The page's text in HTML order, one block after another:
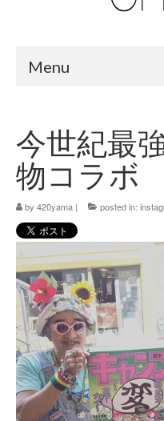
Menu
420 shibuya_info
420 shibuya_access
420 shibuya_shop
About:FOUR
YouTube:420shibuya
420 Blog Full
www.h4wp.com
420friendly 通販
今世紀最
物コラボ
by 420yama | posted in: